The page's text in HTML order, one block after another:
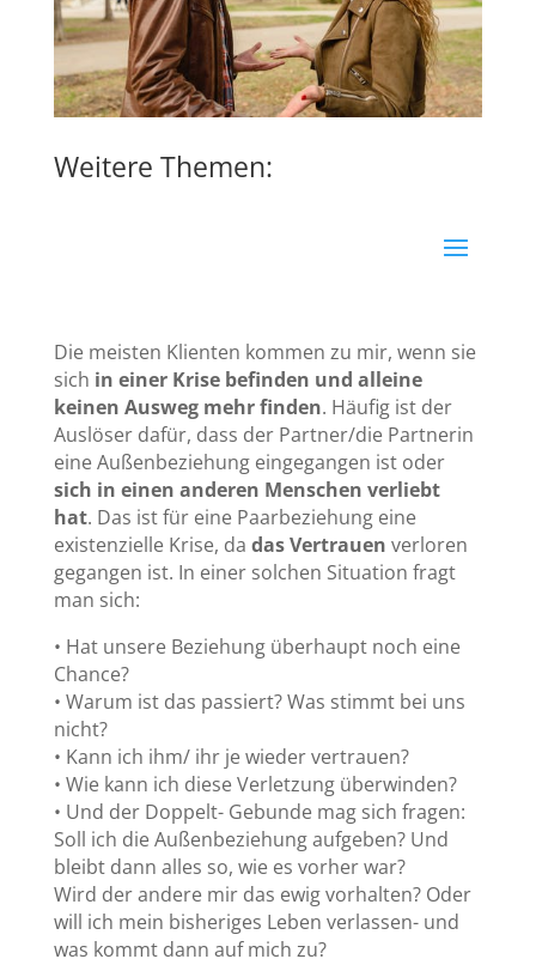
Weitere Themen:
Die meisten Klienten kommen zu mir, wenn sie
sich in einer Krise befinden und alleine
keinen Ausweg mehr finden. Häufig ist der
Auslöser dafür, dass der Partner/die Partnerin
eine Außenbeziehung eingegangen ist oder
sich in einen anderen Menschen verliebt
hat. Das ist für eine Paarbeziehung eine
existenzielle Krise, da das Vertrauen verloren
gegangen ist. In einer solchen Situation fragt
man sich:
• Hat unsere Beziehung überhaupt noch eine
Chance?
• Warum ist das passiert? Was stimmt bei uns
nicht?
• Kann ich ihm/ ihr je wieder vertrauen?
• Wie kann ich diese Verletzung überwinden?
• Und der Doppelt- Gebunde mag sich fragen:
Soll ich die Außenbeziehung aufgeben? Und
bleibt dann alles so, wie es vorher war?
Wird der andere mir das ewig vorhalten? Oder
will ich mein bisheriges Leben verlassen- und
was kommt dann auf mich zu?